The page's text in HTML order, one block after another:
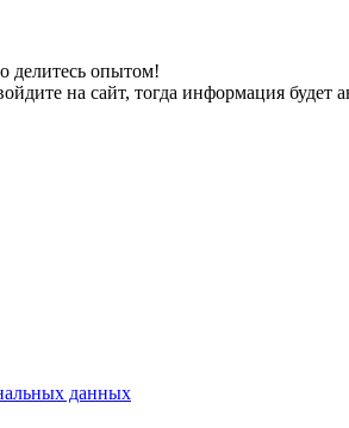
делитесь опытом!
на сайт, тогда информация будет
данных